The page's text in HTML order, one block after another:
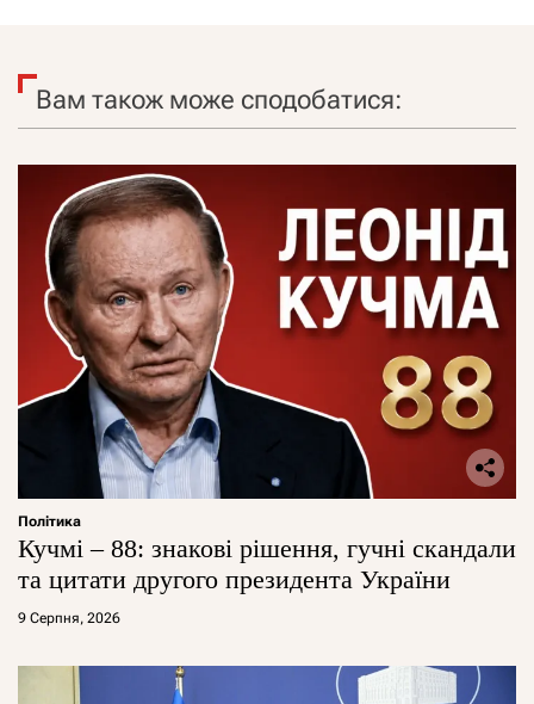
Вам також може сподобатися:
Політика
Кучмі – 88: знакові рішення, гучні скандали
та цитати другого президента України
9 Серпня, 2026